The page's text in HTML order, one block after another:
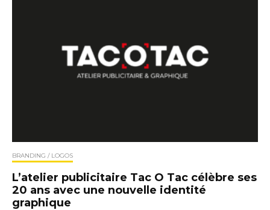
BRANDING / LOGOS
L’atelier publicitaire Tac O Tac célèbre ses
20 ans avec une nouvelle identité
graphique